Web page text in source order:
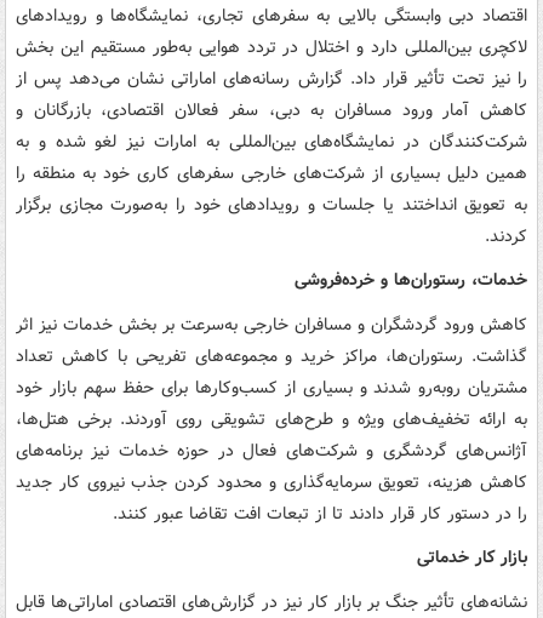
اقتصاد دبی وابستگی بالایی به سفرهای تجاری، نمایشگاه‌ها و رویدادهای
لاکچری بین‌المللی دارد و اختلال در تردد هوایی به‌طور مستقیم این بخش
را نیز تحت تأثیر قرار داد. گزارش رسانه‌های اماراتی نشان می‌دهد پس از
کاهش آمار ورود مسافران به دبی، سفر فعالان اقتصادی، بازرگانان و
شرکت‌کنندگان در نمایشگاه‌های بین‌المللی به امارات نیز لغو شده و به
همین دلیل بسیاری از شرکت‌های خارجی سفرهای کاری خود به منطقه را
به تعویق انداختند یا جلسات و رویدادهای خود را به‌صورت مجازی برگزار
کردند.
خدمات، رستوران‌ها و خرده‌فروشی
کاهش ورود گردشگران و مسافران خارجی به‌سرعت بر بخش خدمات نیز اثر
گذاشت. رستوران‌ها، مراکز خرید و مجموعه‌های تفریحی با کاهش تعداد
مشتریان روبه‌رو شدند و بسیاری از کسب‌وکارها برای حفظ سهم بازار خود
به ارائه تخفیف‌های ویژه و طرح‌های تشویقی روی آوردند. برخی هتل‌ها،
آژانس‌های گردشگری و شرکت‌های فعال در حوزه خدمات نیز برنامه‌های
کاهش هزینه، تعویق سرمایه‌گذاری و محدود کردن جذب نیروی کار جدید
را در دستور کار قرار دادند تا از تبعات افت تقاضا عبور کنند.
بازار کار خدماتی
نشانه‌های تأثیر جنگ بر بازار کار نیز در گزارش‌های اقتصادی اماراتی‌ها قابل